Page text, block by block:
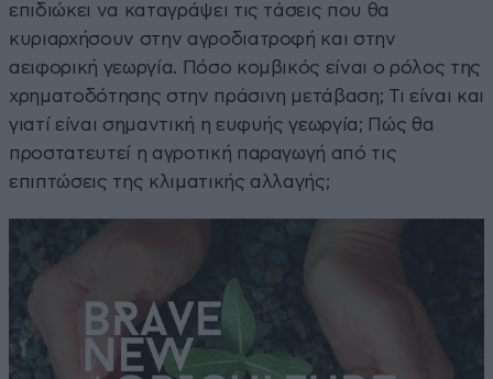
επιδιώκει να καταγράψει τις τάσεις που θα
κυριαρχήσουν στην αγροδιατροφή και στην
αειφορική γεωργία. Πόσο κομβικός είναι ο ρόλος της
χρηματοδότησης στην πράσινη μετάβαση; Τι είναι και
γιατί είναι σημαντική η ευφυής γεωργία; Πώς θα
προστατευτεί η αγροτική παραγωγή από τις
επιπτώσεις της κλιματικής αλλαγής;